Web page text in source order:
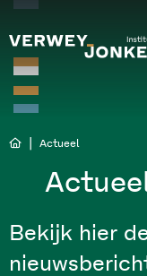
Actueel
Bekijk hier